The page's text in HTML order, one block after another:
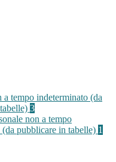
a tempo indeterminato (da
3
non a tempo
pubblicare in tabelle) 1